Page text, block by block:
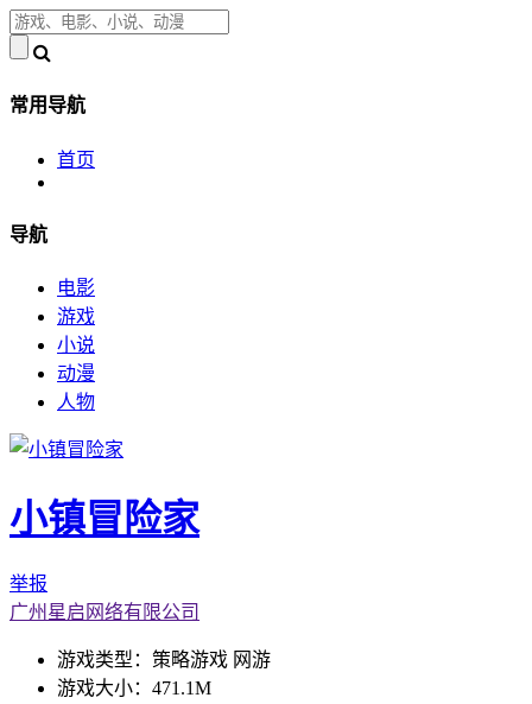
常用导航
首页
导航
电影
游戏
小说
动漫
人物
小镇冒险家
举报
广州星启网络有限公司
游戏类型：策略游戏 网游
游戏大小：471.1M